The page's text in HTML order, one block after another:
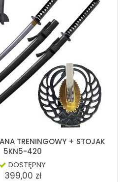
TRENINGOWY + STOJAK
5KN5-420
DOSTĘPNY
399,00 zł